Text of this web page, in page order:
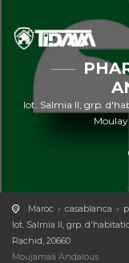
lot. Salmia II, grp.
Maroc casablanca
lot. Salmia II, grp.
Rachid, 20660
Moujamaâ Andalous